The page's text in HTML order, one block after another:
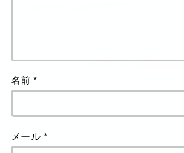
名前*
メール *